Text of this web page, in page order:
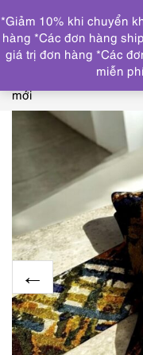
Trang chủ KHĂN,
Caravat-GIAN
mới
*Giảm 10% khi chuyển
hàng *Các đơn hàng
giá trị đơn hàng *Các
miễn